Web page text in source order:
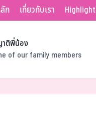
ก เกี่ยวกับเรา Highlight
าติพี่น้อง
of our family members